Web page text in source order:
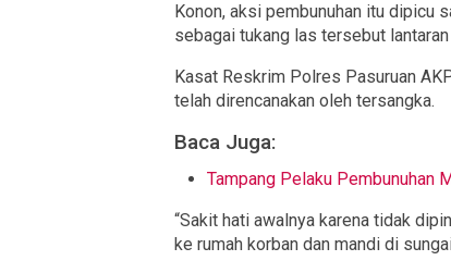
Konon, aksi pembunuhan itu dipicu
sebagai tukang las tersebut
Kasat Reskrim Polres Pasuruan
telah direncanakan oleh tersangka.
Baca Juga:
Tampang Pelaku Pembunuhan
“Sakit hati awalnya karena tidak
ke rumah korban dan mandi di